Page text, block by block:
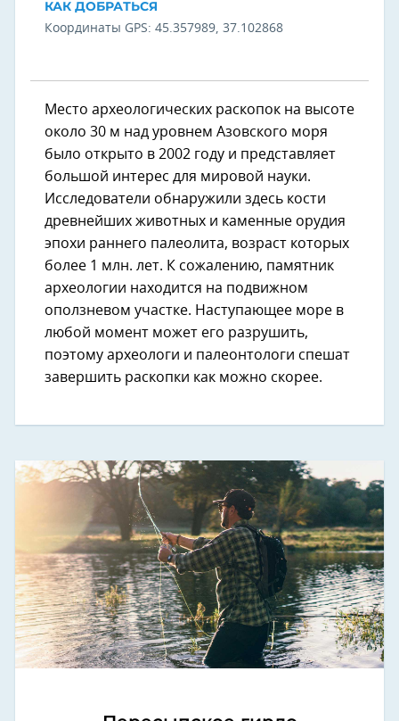
КАК ДОБРАТЬСЯ
Координаты GPS: 45.357989, 37.102868
Место археологических раскопок на высоте
около 30 м над уровнем Азовского моря
было открыто в 2002 году и представляет
большой интерес для мировой науки.
Исследователи обнаружили здесь кости
древнейших животных и каменные орудия
эпохи раннего палеолита, возраст которых
более 1 млн. лет. К сожалению, памятник
археологии находится на подвижном
оползневом участке. Наступающее море в
любой момент может его разрушить,
поэтому археологи и палеонтологи спешат
завершить раскопки как можно скорее.